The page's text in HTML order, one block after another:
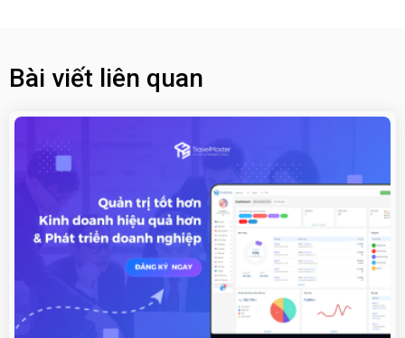
Bài viết liên quan